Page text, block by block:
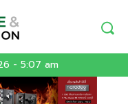
- 5:07 am